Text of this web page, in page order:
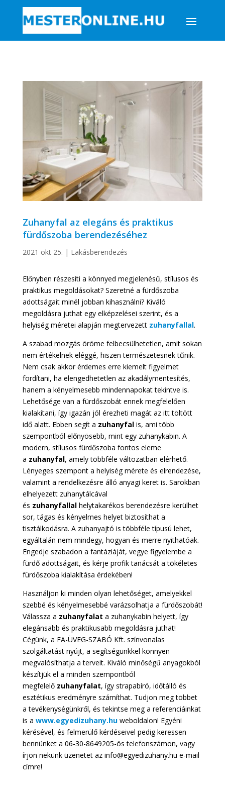
Zuhanyfal az elegáns és praktikus
fürdőszoba berendezéséhez
2021 okt 25. | Lakásberendezés
Előnyben részesíti a könnyed megjelenésű, stílusos és
praktikus megoldásokat? Szeretné a fürdőszoba
adottságait minél jobban kihasználni? Kiváló
megoldásra juthat egy elképzelései szerint, és a
helyiség méretei alapján megtervezett zuhanyfallal.
A szabad mozgás öröme felbecsülhetetlen, amit sokan
nem értékelnek eléggé, hiszen természetesnek tűnik.
Nem csak akkor érdemes erre kiemelt figyelmet
fordítani, ha elengedhetetlen az akadálymentesítés,
hanem a kényelmesebb mindennapokat tekintve is.
Lehetősége van a fürdőszobát ennek megfelelően
kialakítani, így igazán jól érezheti magát az itt töltött
idő alatt. Ebben segít a zuhanyfalis, ami több
szempontból előnyösebb, mint egy zuhanykabin. A
modern, stílusos fürdőszoba fontos eleme
a zuhanyfal, amely többféle változatban elérhető.
Lényeges szempont a helyiség mérete és elrendezése,
valamint a rendelkezésre álló anyagi keret is. Sarokban
elhelyezett zuhanytálcával
és zuhanyfallalhelytakarékos berendezésre kerülhet
sor, tágas és kényelmes helyet biztosíthat a
tisztálkodásra. A zuhanyajtó is többféle típusú lehet,
egyáltalán nem mindegy, hogyan és merre nyithatóak.
Engedje szabadon a fantáziáját, vegye figyelembe a
fürdő adottságait, és kérje profik tanácsát a tökéletes
fürdőszoba kialakítása érdekében!
Használjon ki minden olyan lehetőséget, amelyekkel
szebbé és kényelmesebbé varázsolhatja a fürdőszobát!
Válassza a zuhanyfalat a zuhanykabin helyett, így
elegánsabb és praktikusabb megoldásra juthat!
Cégünk, a FA-ÜVEG-SZABÓ Kft. színvonalas
szolgáltatást nyújt, a segítségünkkel könnyen
megvalósíthatja a terveit. Kiváló minőségű anyagokból
készítjük el a minden szempontból
megfelelő zuhanyfalat, így strapabíró, időtálló és
esztétikus eredményre számíthat. Tudjon meg többet
a tevékenységünkről, és tekintse meg a referenciáinkat
is a www.egyedizuhany.huweboldalon! Egyéni
kérésével, és felmerülő kérdéseivel pedig keressen
bennünket a 06-30-8649205-ös telefonszámon, vagy
írjon nekünk üzenetet az info@egyedizuhany.hu e-mail
címre!